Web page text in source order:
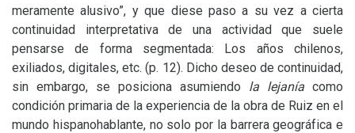
meramente alusivo”, y que diese paso a su vez a cierta
continuidad interpretativa de una actividad que suele
pensarse de forma segmentada: Los años chilenos,
exiliados, digitales, etc. (p. 12). Dicho deseo de continuidad,
sin embargo, se posiciona asumiendo la lejanía como
condición primaria de la experiencia de la obra de Ruiz en el
mundo hispanohablante, no solo por la barrera geográfica e